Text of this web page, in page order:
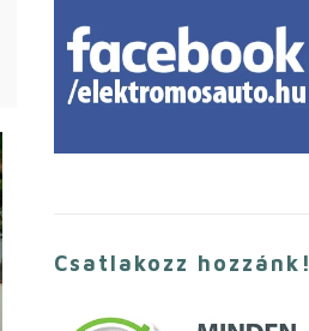
Csatlakozz hozzánk!